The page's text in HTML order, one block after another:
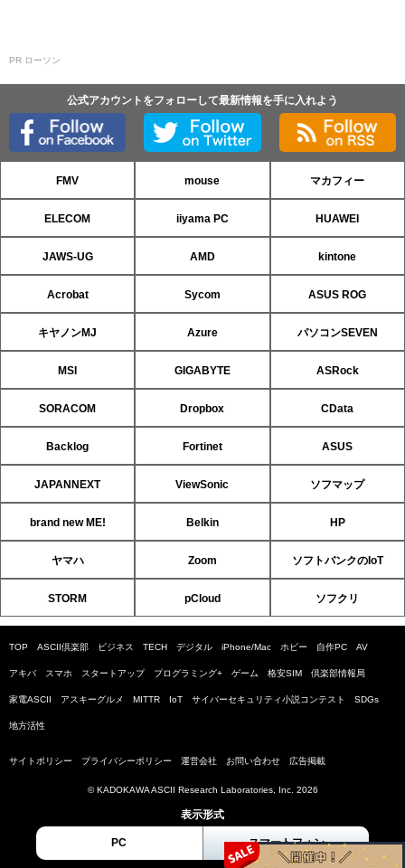
PR ローソン
公式アカウントをフォローして最新情報を手に入れよう
FMV mouse マカフィー
ELECOM iiyama PC HUAWEI
JAWS-UG AMD kintone
Acrobat Sycom ASUS ROG
キヤノンMJ Azure パソコンSEVEN
MSI GIGABYTE ASRock
SORACOM Dropbox CData
Backlog Fortinet ASUS
JAPANNEXT ViewSonic ソフマップ
brand new ME! Belkin HP
ヤマハ Zoom ソフトバンクのIoT
STORM pCloud ソフクリ
TOP ASCII倶楽部 ビジネス TECH デジタル iPhone/Mac ホビー 自作PC AV
アキバ スマホ スタートアップ プログラミング+ ゲーム 格安SIM 倶楽部情報局
家電ASCII アスキーグルメ MITTR IoT サイバーセキュリティ小説コンテスト SDGs
地方活性
サイトポリシー プライバシーポリシー 運営会社 お問い合わせ 広告掲載
© KADOKAWA ASCII Research Laboratories, Inc. 2026
表示形式
PC スマートフォン